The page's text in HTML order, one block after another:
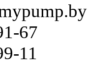
67
11